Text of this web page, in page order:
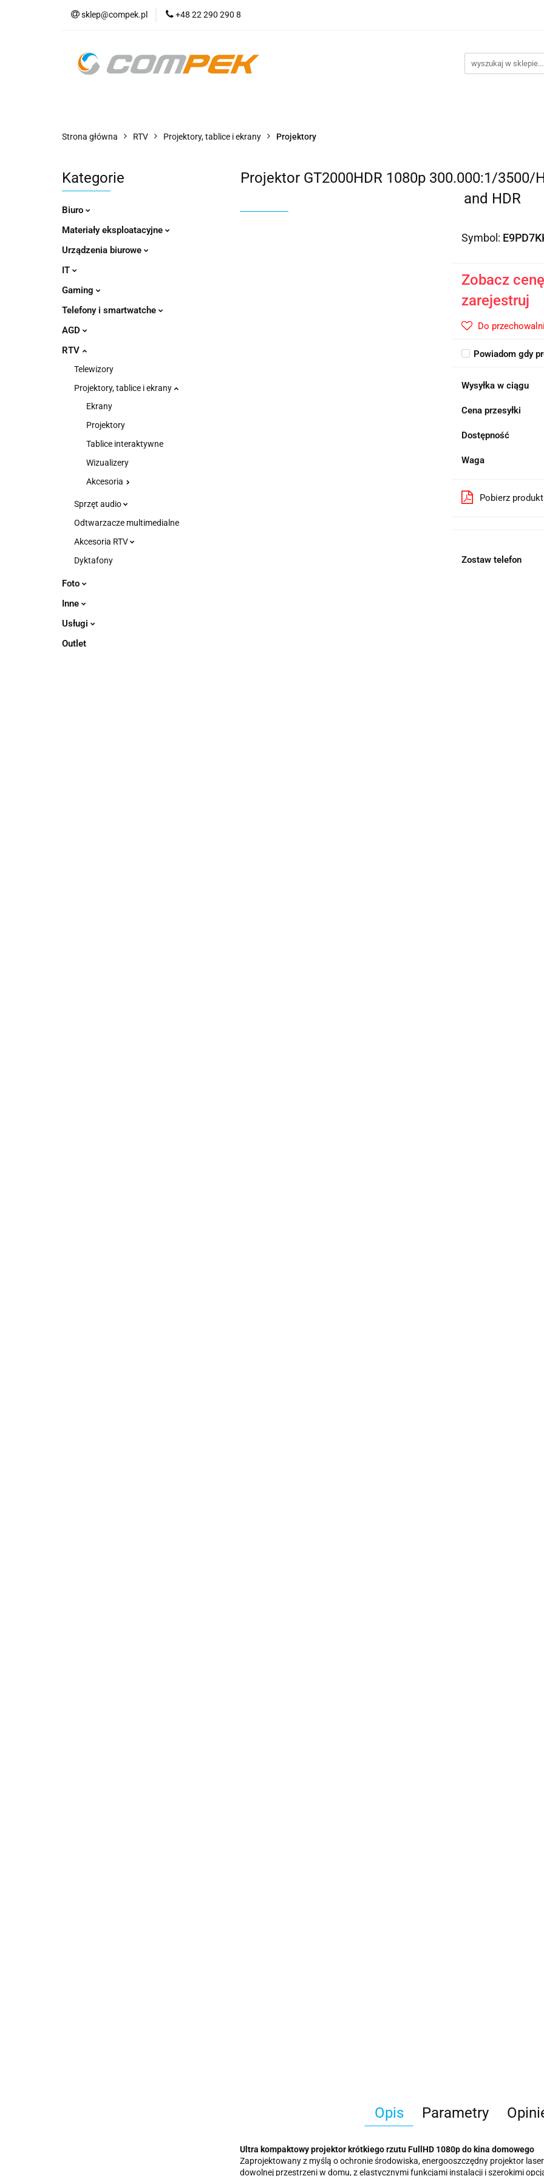
sklep@compek.pl +48 22 290 290 8
O nas
Strona główna RTV Projektory, tablice i ekrany Projektory
Kategorie
Biuro
Materiały eksploatacyjne
Urządzenia biurowe
IT
Gaming
Telefony i smartwatche
AGD
RTV
Telewizory
Projektory, tablice i ekrany
Ekrany
Projektory
Tablice interaktywne
Wizualizery
Akcesoria
Sprzęt audio
Odtwarzacze multimedialne
Akcesoria RTV
Dyktafony
Foto
Inne
Usługi
Outlet
Projektor GT2000HDR 1080p 300.000:1/
and HDR
Symbol:
Zobacz
zarejestruj
Do przechowalni
Powiadom gdy
Wysyłka w ciągu
Cena przesyłki
Dostępność
Waga
Pobierz
Zostaw telefon
Opis Parametry
Ultra kompaktowy projektor krótkiego rzutu FullHD 1080p do kina domowego
Zaprojektowany z myślą o ochronie środowiska, energooszczędny projektor
dowolnej przestrzeni w domu, z elastycznymi funkcjami instalacji i szerokimi